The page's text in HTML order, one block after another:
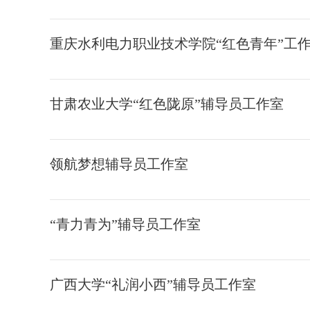
重庆水利电力职业技术学院“红色青年”工
甘肃农业大学“红色陇原”辅导员工作室
领航梦想辅导员工作室
“青力青为”辅导员工作室
广西大学“礼润小西”辅导员工作室